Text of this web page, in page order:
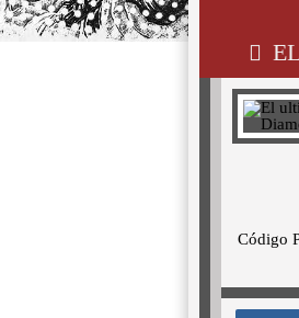
Código